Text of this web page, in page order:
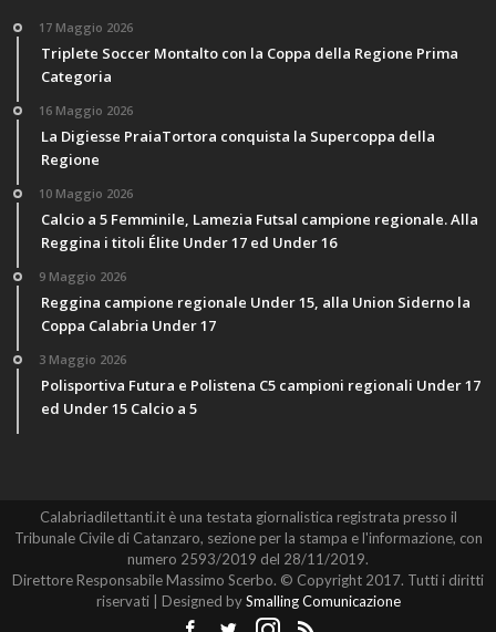
17 Maggio 2026
Triplete Soccer Montalto con la Coppa della Regione Prima
Categoria
16 Maggio 2026
La Digiesse PraiaTortora conquista la Supercoppa della
Regione
10 Maggio 2026
Calcio a 5 Femminile, Lamezia Futsal campione regionale. Alla
Reggina i titoli Élite Under 17 ed Under 16
9 Maggio 2026
Reggina campione regionale Under 15, alla Union Siderno la
Coppa Calabria Under 17
3 Maggio 2026
Polisportiva Futura e Polistena C5 campioni regionali Under 17
ed Under 15 Calcio a 5
Calabriadilettanti.it è una testata giornalistica registrata presso il
Tribunale Civile di Catanzaro, sezione per la stampa e l'informazione, con
numero 2593/2019 del 28/11/2019.
Direttore Responsabile Massimo Scerbo. © Copyright 2017. Tutti i diritti
riservati | Designed bySmalling Comunicazione